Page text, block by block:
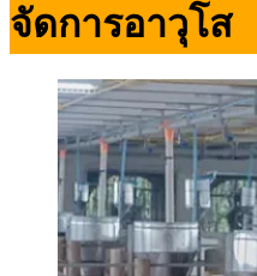
จัดการอาวุโส